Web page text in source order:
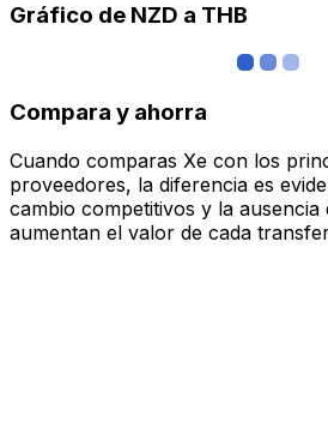
Gráfico de NZD a THB
Compara y ahorra
Cuando comparas Xe con los
proveedores, la diferencia es
cambio competitivos y la ausencia
aumentan el valor de cada